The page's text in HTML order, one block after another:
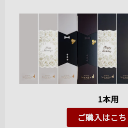
1本用
ご購入はこち